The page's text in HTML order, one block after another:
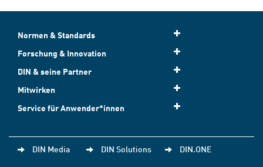
Normen & Standards
Forschung & Innovation
DIN & seine Partner
Mitwirken
Service für Anwender*innen
DIN Media DIN Solutions DIN.ONE